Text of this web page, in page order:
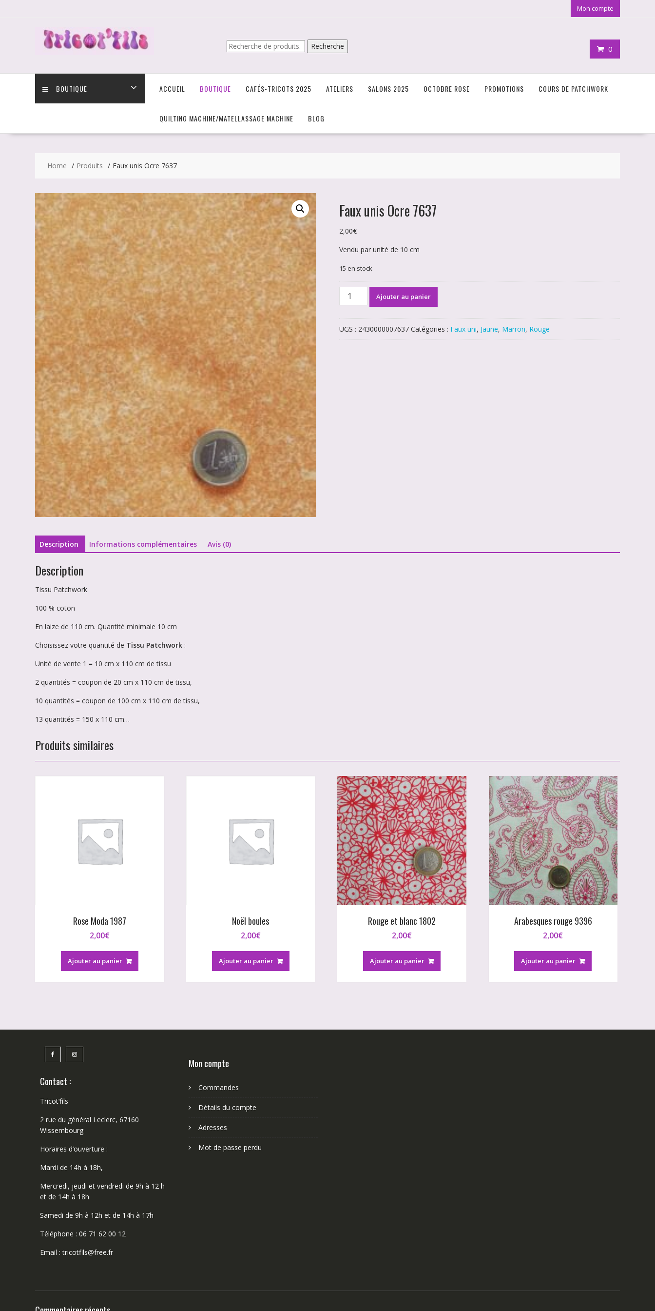
Mon compte
0
Recherche
pour :
Recherche
BOUTIQUE ACCUEIL BOUTIQUE CAFÉS-TRICOTS 2025 ATELIERS SALONS 2025 OCTOBRE ROSE PROMOTIONS COURS DE PATCHWORK
QUILTING MACHINE/MATELLASSAGE MACHINE BLOG
Home Produits Faux unis Ocre 7637
Faux unis Ocre 7637
2,00€
Vendu par unité de 10 cm
15 en stock
quantité
Ocre
Ajouter au panier
UGS : 2430000007637 Catégories : Faux uni, Jaune, Marron, Rouge
Description Informations complémentaires Avis (0)
Description
Tissu Patchwork
100 % coton
En laize de 110 cm. Quantité minimale 10 cm
Choisissez votre quantité de Tissu Patchwork :
Unité de vente 1 = 10 cm x 110 cm de tissu
2 quantités = coupon de 20 cm x 110 cm de tissu,
10 quantités = coupon de 100 cm x 110 cm de tissu,
13 quantités = 150 x 110 cm…
Produits similaires
Rose Moda 1987
2,00€
Ajouter au panier
Noël boules
2,00€
Ajouter au panier
Rouge et blanc 1802
2,00€
Ajouter au panier
Arabesques rouge 9396
2,00€
Ajouter au panier
Contact :
Tricot’fils
2 rue du général Leclerc, 67160
Wissembourg
Horaires d’ouverture :
Mardi de 14h à 18h,
Mercredi, jeudi et vendredi de 9h à 12 h
et de 14h à 18h
Samedi de 9h à 12h et de 14h à 17h
Téléphone : 06 71 62 00 12
Email : tricotfils@free.fr
Mon compte
Commandes
Détails du compte
Adresses
Mot de passe perdu